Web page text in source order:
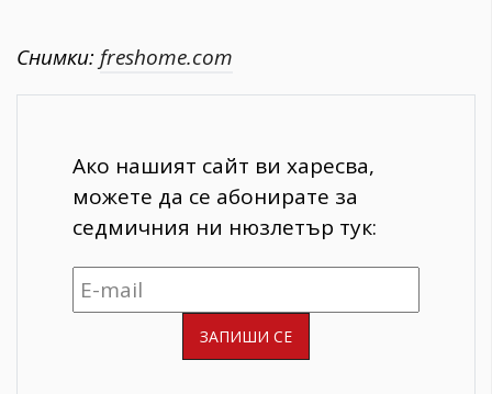
Снимки: freshome.com
Ако нашият сайт ви харесва,
можете да се абонирате за
седмичния ни нюзлетър тук: